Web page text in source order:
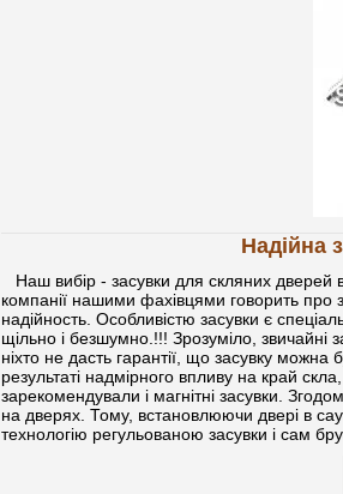
Надійна
Наш вибір - засувки для скляних дверей в
компанії нашими фахівцями говорить про
надійность. Особливістю засувки є
щільно і безшумно.!!! Зрозуміло, звичайні
ніхто не дасть гарантії, що засувку
результаті надмірного впливу на край
зарекомендували і магнітні засувки.
на дверях. Тому, встановлюючи двері в
технологію регульованою засувки і сам